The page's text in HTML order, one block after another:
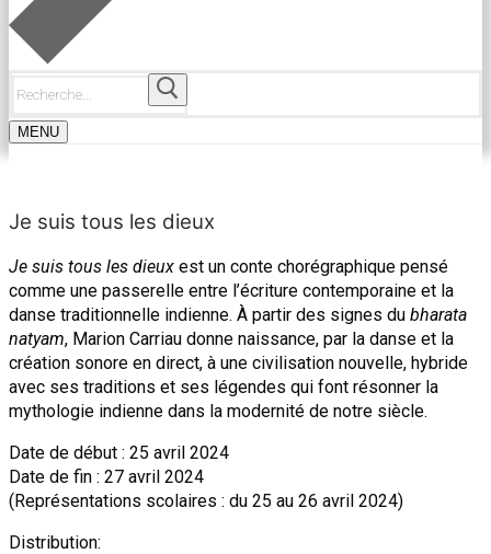
Rechercher
MENU
Je suis tous les dieux
Je suis tous les dieux est un conte chorégraphique pensé
comme une passerelle entre l’écriture contemporaine et la
danse traditionnelle indienne. À partir des signes du bharata
natyam, Marion Carriau donne naissance, par la danse et la
création sonore en direct, à une civilisation nouvelle, hybride
avec ses traditions et ses légendes qui font résonner la
mythologie indienne dans la modernité de notre siècle.
Date de début : 25 avril 2024
Date de fin : 27 avril 2024
(Représentations scolaires : du 25 au 26 avril 2024)
Distribution: